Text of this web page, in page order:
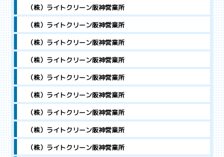
（株）ライトクリーン阪神営業所
（株）ライトクリーン阪神営業所
（株）ライトクリーン阪神営業所
（株）ライトクリーン阪神営業所
（株）ライトクリーン阪神営業所
（株）ライトクリーン阪神営業所
（株）ライトクリーン阪神営業所
（株）ライトクリーン阪神営業所
（株）ライトクリーン阪神営業所